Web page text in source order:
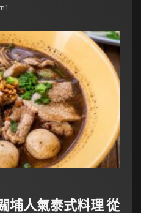
埔人氣泰式料理 從